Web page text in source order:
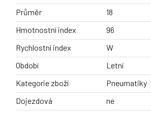
Průměr
18
Hmotnostní index
96
Rychlostní index
W
Období
Letní
Kategorie zboží
Pneumatiky
Dojezdová
ne